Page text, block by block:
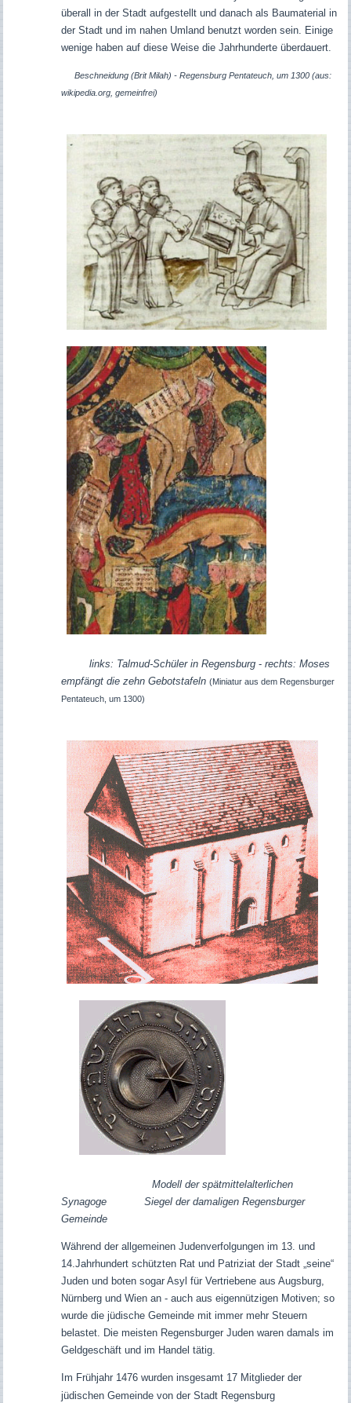
überall in der Stadt aufgestellt und danach als Baumaterial in
der Stadt und im nahen Umland benutzt worden sein. Einige
wenige haben auf diese Weise die Jahrhunderte überdauert.
Beschneidung (Brit Milah) - Regensburg Pentateuch, um 1300 (aus:
wikipedia.org, gemeinfrei)
links: Talmud-Schüler in Regensburg- rechts: Moses
empfängt die zehn Gebotstafeln (Miniatur aus dem Regensburger
Pentateuch, um 1300)
Modell der spätmittelalterlichen
Synagoge
Siegel der damaligen Regensburger
Gemeinde
Während der allgemeinen Judenverfolgungen im 13. und
14.Jahrhundert schützten Rat und Patriziat der Stadt „seine“
Juden und boten sogar Asyl für Vertriebene aus Augsburg,
Nürnberg und Wien an - auch aus eigennützigen Motiven; so
wurde die jüdische Gemeinde mit immer mehr Steuern
belastet. Die meisten Regensburger Juden waren damals im
Geldgeschäft und im Handel tätig.
Im Frühjahr 1476 wurden insgesamt 17 Mitglieder der
jüdischen Gemeinde von der Stadt Regensburg